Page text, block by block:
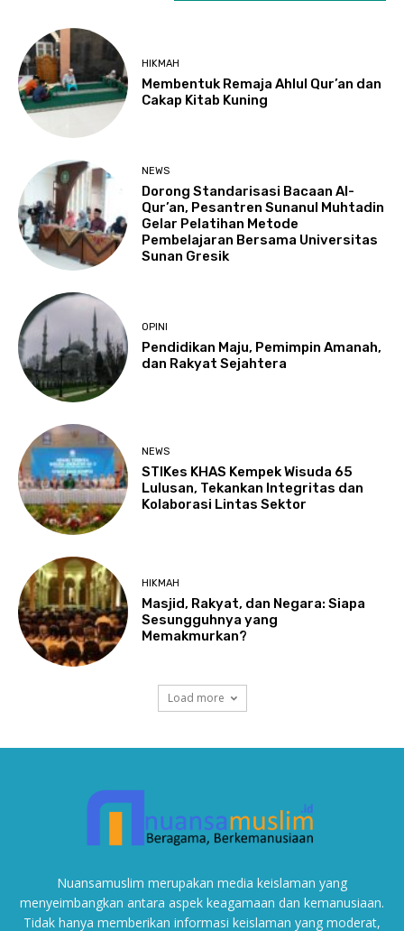
HIKMAH
Membentuk Remaja Ahlul Qur’an dan
Cakap Kitab Kuning
NEWS
Dorong Standarisasi Bacaan Al-
Qur’an, Pesantren Sunanul Muhtadin
Gelar Pelatihan Metode
Pembelajaran Bersama Universitas
Sunan Gresik
OPINI
Pendidikan Maju, Pemimpin Amanah,
dan Rakyat Sejahtera
NEWS
STIKes KHAS Kempek Wisuda 65
Lulusan, Tekankan Integritas dan
Kolaborasi Lintas Sektor
HIKMAH
Masjid, Rakyat, dan Negara: Siapa
Sesungguhnya yang
Memakmurkan?
Load more
Nuansamuslim merupakan media keislaman yang
menyeimbangkan antara aspek keagamaan dan kemanusiaan.
Tidak hanya memberikan informasi keislaman yang moderat,